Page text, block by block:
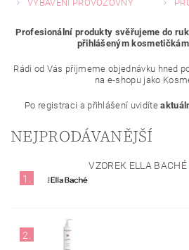
VYBAVENÍ PROVOZOVNY
Profesionální produkty svěřujeme do
přihlášeným
Rádi od Vás přijmeme objednávku hned
na e-shopu jako
Po registraci a přihlášení uvidíte
NEJPRODÁVANĚJŠÍ
1.
VZOREK ELLA BACHÉ
2.